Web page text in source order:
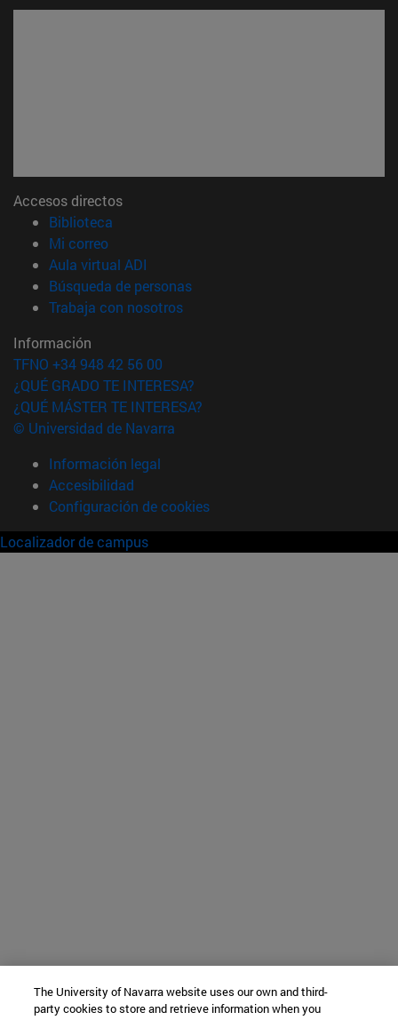
Accesos directos
Biblioteca
Mi correo(abre en nueva ventana)
Aula virtual ADI
Búsqueda de personas(abre en nueva ventana)
Trabaja con nosotros(abre en nueva ventana)
Información
TFNO +34 948 42 56 00
¿QUÉ GRADO TE INTERESA?
¿QUÉ MÁSTER TE INTERESA?
© Universidad de Navarra
Información legal
Accesibilidad
Configuración de cookies
Localizador de campus
The University of Navarra website uses our own and third-
party cookies to store and retrieve information when you